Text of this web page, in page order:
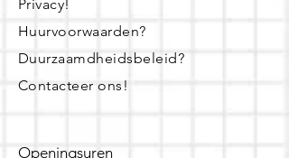
Privacy!
Huurvoorwaarden?
Duurzaamdheidsbeleid?
Contacteer ons!
Openingsuren